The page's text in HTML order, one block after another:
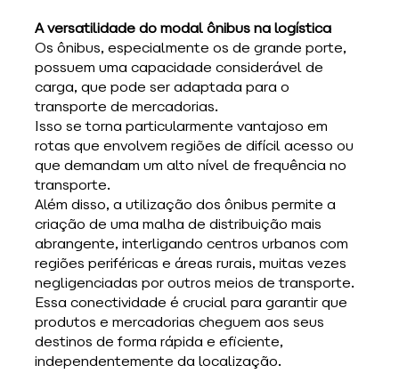
A versatilidade do modal ônibus na logística
Os ônibus, especialmente os de grande porte,
possuem uma capacidade considerável de
carga, que pode ser adaptada para o
transporte de mercadorias.
Isso se torna particularmente vantajoso em
rotas que envolvem regiões de difícil acesso ou
que demandam um alto nível de frequência no
transporte.
Além disso, a utilização dos ônibus permite a
criação de uma malha de distribuição mais
abrangente, interligando centros urbanos com
regiões periféricas e áreas rurais, muitas vezes
negligenciadas por outros meios de transporte.
Essa conectividade é crucial para garantir que
produtos e mercadorias cheguem aos seus
destinos de forma rápida e eficiente,
independentemente da localização.